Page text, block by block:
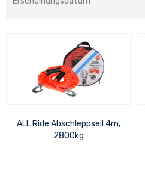
ALL Ride Abschleppseil 4m,
2800kg